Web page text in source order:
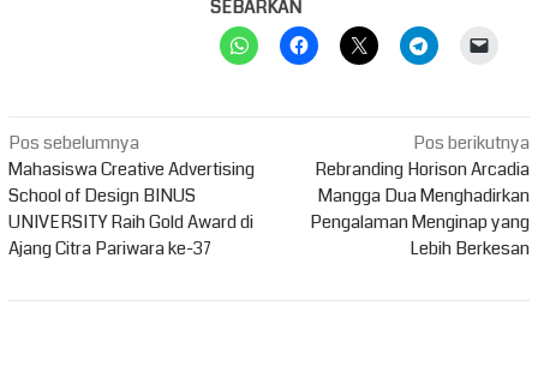
SEBARKAN
Navigasi
pos
Pos sebelumnya
Mahasiswa Creative Advertising
School of Design BINUS
UNIVERSITY Raih Gold Award di
Ajang Citra Pariwara ke-37
Pos berikutnya
Rebranding Horison Arcadia
Mangga Dua Menghadirkan
Pengalaman Menginap yang
Lebih Berkesan